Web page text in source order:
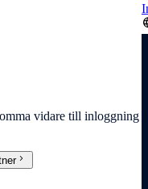
vidare till inloggning
chevron_right